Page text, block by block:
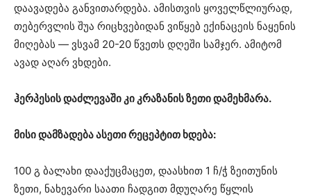
დაავადება განვითარდება. ამისთვის ყოველწლიურად,
თებერვლის შუა რიცხვებიდან ვიწყებ ექინაცეის ნაყენის
მიღებას — ვსვამ 20-20 წვეთს დღეში სამჯერ. ამიტომ
ავად აღარ ვხდები.
ჰერპესის დაძლევაში კი კრაზანის ზეთი დამეხმარა.
მისი დამზადება ასეთი რეცეპტით ხდება:
100 გ ბალახი დააქუცმაცეთ, დაასხით 1 ჩ/ჭ ზეითუნის
ზეთი, ნახევარი საათი ჩადგით მდუღარე წყლის